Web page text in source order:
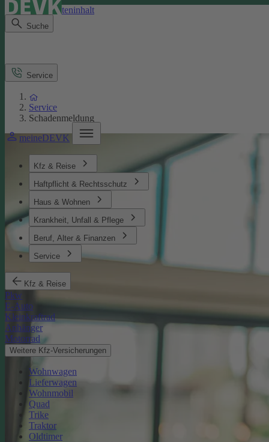
Direkt zum Seiteninhalt
Suche
meineDEVK
Kfz & Reise
Haftpflicht & Rechtsschutz
Haus & Wohnen
Krankheit, Unfall & Pflege
Beruf, Alter & Finanzen
Service
Kfz & Reise
Pkw
E-Auto
Kleinkraftrad
Anhänger
Motorrad
Weitere Kfz-Versicherungen
Wohnwagen
Lieferwagen
Wohnmobil
Quad
Trike
Traktor
Oldtimer
Service
Service
Schadenmeldung